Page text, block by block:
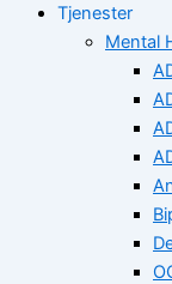
Tjenester
Mental